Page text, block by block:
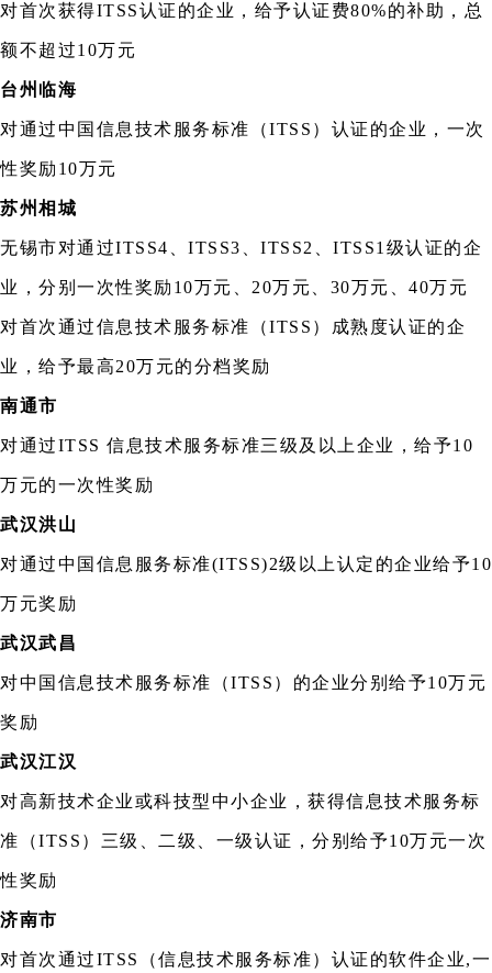
对首次获得ITSS认证的企业，给予认证费80%的补助，总
额不超过10万元
台州临海
对通过中国信息技术服务标准（ITSS）认证的企业，一次
性奖励10万元
苏州相城
无锡市对通过ITSS4、ITSS3、ITSS2、ITSS1级认证的企
业，分别一次性奖励10万元、20万元、30万元、40万元
对首次通过信息技术服务标准（ITSS）成熟度认证的企
业，给予最高20万元的分档奖励
南通市
对通过ITSS 信息技术服务标准三级及以上企业，给予10
万元的一次性奖励
武汉洪山
对通过中国信息服务标准(ITSS)2级以上认定的企业给予10
万元奖励
武汉武昌
对中国信息技术服务标准（ITSS）的企业分别给予10万元
奖励
武汉江汉
对高新技术企业或科技型中小企业，获得信息技术服务标
准（ITSS）三级、二级、一级认证，分别给予10万元一次
性奖励
济南市
对首次通过ITSS（信息技术服务标准）认证的软件企业,一